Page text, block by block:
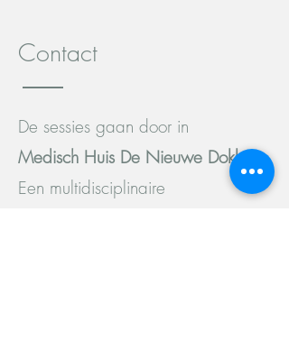
Contact
De sessies gaan door in
Medisch Huis De Nieuwe Dokken,
Een multidisciplinaire